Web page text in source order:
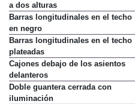
a dos alturas
Barras longitudinales en el techo
en negro
Barras longitudinales en el techo
plateadas
Cajones debajo de los asientos
delanteros
Doble guantera cerrada con
iluminación